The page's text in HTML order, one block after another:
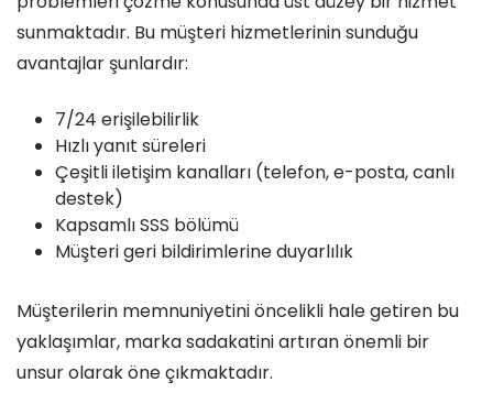
sunmaktadır. Bu müşteri hizmetlerinin sunduğu
avantajlar şunlardır:
7/24 erişilebilirlik
Hızlı yanıt süreleri
Çeşitli iletişim kanalları (telefon, e-posta, canlı
destek)
Kapsamlı SSS bölümü
Müşteri geri bildirimlerine duyarlılık
Müşterilerin memnuniyetini öncelikli hale getiren bu
yaklaşımlar, marka sadakatini artıran önemli bir
unsur olarak öne çıkmaktadır.